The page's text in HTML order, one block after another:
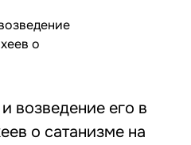
возведение его в
о сатанизме на